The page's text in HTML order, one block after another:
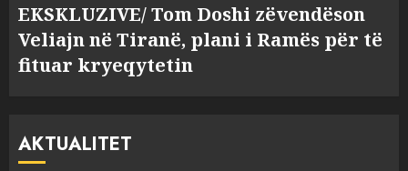
EKSKLUZIVE/ Tom Doshi zëvendëson
Veliajn në Tiranë, plani i Ramës për të
fituar kryeqytetin
AKTUALITET